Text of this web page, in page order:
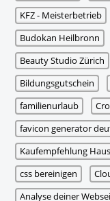
KFZ - Meisterbetrieb
Budokan Heilbronn
Beauty Studio Zürich
Bildungsgutschein
familienurlaub
favicon generator
Kaufempfehlung
css bereinigen
Analyse deiner